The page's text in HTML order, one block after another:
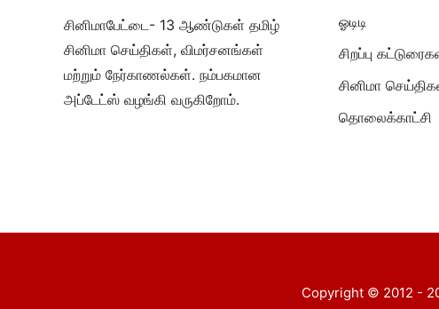
சினிமாபேட்டை- 13 ஆண்டுகள் தமிழ்
சினிமா செய்திகள், விமர்சனங்கள்
மற்றும் நேர்காணல்கள். நம்பகமான
அப்டேட்ஸ் வழங்கி வருகிறோம்.
ஓடிடி
சிறப்பு
சினிமா
தொலைக்காட்சி
Copyright © 2012 -